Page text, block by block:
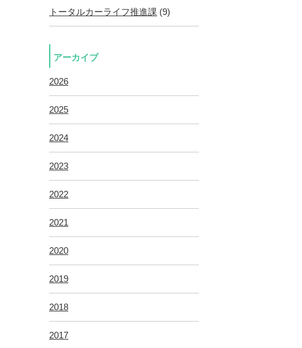
トータルカーライフ推進課 (9)
アーカイブ
2026
2025
2024
2023
2022
2021
2020
2019
2018
2017